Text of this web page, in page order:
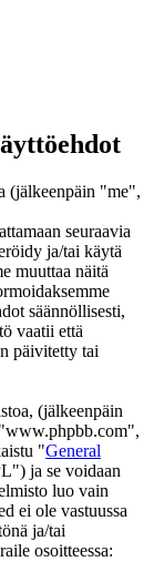
(jälkeenpäin "me",
seuraavia
ja/tai käytä
muuttaa näitä
säännöllisesti,
vaatii että
päivitetty tai
(jälkeenpäin
"General
ja se voidaan
luo vain
ei ole vastuussa
ja/tai
osoitteessa: